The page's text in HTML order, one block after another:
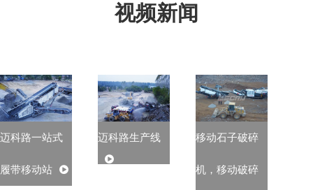
视频新闻
迈科路一站式
履带移动站
迈科路生产线 移动石子破碎
机，移动破碎